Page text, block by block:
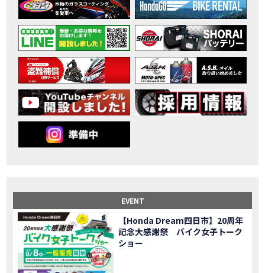
EVENT ［三重県下最大級のバイクイベント］2026MIE BIKE FES開催
MOVIE 【ホンダ バイク】【バイク女子】怖くて乗れなかったあの憧れバイク、ついに乗ります！
MOVIE 【ホンダ バイク】バイクが動かなくなった…原因不明で入院します
CAMPAIGN Rebel 250 E-Clutch シリーズ 洋用品購入サポートキャンペーン
MOVIE 【ホンダ バイク】CB1000F 4台で三重県ツーリング！梅本まどかさん、MIISAさんと一日笑った【ポケふた】Honda
MOVIE 【ホンダ バイク】【GB350C S】梅本まどかさんと三重県ツーリング満喫しました！ポケふた探し第1弾【モトブログ】
MOVIE 【ホンダドリーム新春初売り特別企画】のご紹介！！
MOVIE こんなことある？！CB1000Fでツーリングイベントに参戦したのだが・・
【新車】CB1000Fで11時間ツーリングした素直なレビュー【モトブログ】Honda CB
MOVIE 【事故寸前】200kmレッカー、そしてさらなる原因が判明し、修理代が膨れ上がった結果
MOVIE 2025X-ADV 最高の旅バイクで街乗りも最適！ADVが20台でツーリングしました｜Honda ADV160
NEW BIKENEWS CB1000F販売中！！
MOVIE 【バイク女子】ごめんなさい。大切なツーリングでやらかしてしまった…
MOVIE 【バイク女子】下道444kmぶっ通しで走った結果がヤバかった
MOVIE 【バイク女子】最安！三重→東京〇〇〇円で行けちゃった
MOVIE 新型スーパーカブ110レビュー！C125 CT125で女子ツーリング 最高！Honda Super Cub(JA59)
EVENT
【Honda Dream四日市】20周年
記念大感謝祭 バイク女子トーク
ショー